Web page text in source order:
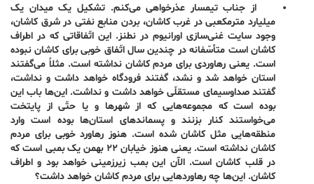
از جناب تیمسار عذرخواهی می‌کنم. تشکیل یک میدان یک
میلیارد مترمکعبی در غرب کاشان، بردن منابع نفتی در شرق کاشان،
وجود سایت غنی‌سازی اورانیوم در نطنز. این اتّفاقاتی که در اطراف
کاشان است متأسّفانه در چندین سال اتّفاق خوبی برای کاشان نبوده
است. یعنی رهاوردی برای مردم کاشان نداشته است. مثلاً می‌گفتند
استان خواهد شد و نشد، گفتند فرودگاه خواهد داشت و نداشت،
گفتند صداوسیمای مستقلّی خواهد داشت و نداشت. این‌ها باب این
بوده است که مجموعه‌هایی که از شهرها و یا حتّی از پایتخت
می‌خواستند کنار بزنند و پسماندهای استان‌ها بوده است وارد
منطقه‌هایی مثل کاشان شده است. هنوز رهاورد خوبی برای مردم
کاشان نداشته است. یعنی هنوز خیابان ۲۲ بهمن یک بمبی است که
در قلب کاشان است. الآن این بمب زیرزمینی خواهد بود و اطراف
کاشان. این‌ها چه رهاوردهایی برای مردم کاشان خواهد داشت؟